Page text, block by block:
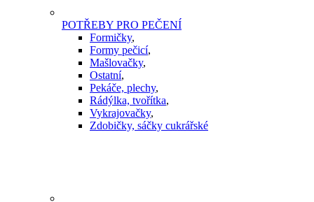
POTŘEBY PRO PEČENÍ
Formičky,
Formy pečicí,
Mašlovačky,
Ostatní,
Pekáče, plechy,
Rádýlka, tvořítka,
Vykrajovačky,
Zdobičky, sáčky cukrářské